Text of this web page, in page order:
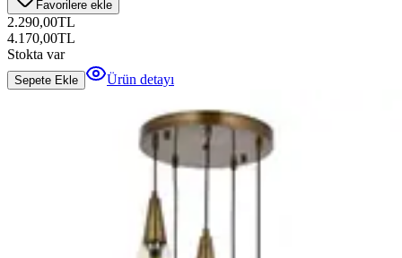
Favorilere ekle
2.290,00TL
4.170,00TL
Stokta var
Sepete Ekle Ürün detayı